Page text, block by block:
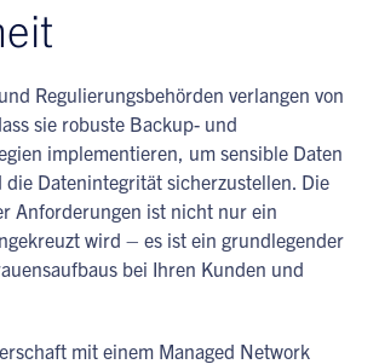
Regulierungsbehörden verlangen von
sie robuste Backup- und
implementieren, um sensible Daten
die Datenintegrität sicherzustellen. Die
Anforderungen ist nicht nur ein
wird – es ist ein grundlegender
bei Ihren Kunden und
mit einem Managed Network